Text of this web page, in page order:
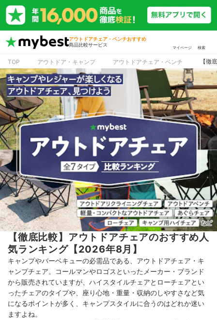
アウトドアチェア・ベンチおすすめ
商品比較サービス
マイページ 検索
TOP アウトドア・キャンプ アウトドアチェア・ベンチ 【徹
【徹底比較】アウトドアチェアのおすすめ人
気ランキング【2026年8月】
キャンプやバーベキューの必需品である、アウトドアチェア・キ
ャンプチェア。コールマンやロゴスといったメーカー・ブランド
から販売されていますが、ハイスタイルチェアとローチェアとい
ったチェアのタイプや、座り心地・重量・収納のしやすさなど気
になるポイントが多く、キャンプスタイルに合うのはどれか迷い
ますよね。